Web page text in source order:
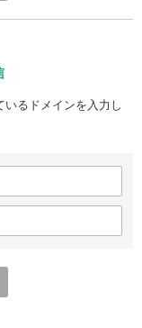
るドメインを入力し